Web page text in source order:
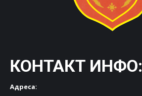
КОНТАКТ ИНФО:
Адреса: